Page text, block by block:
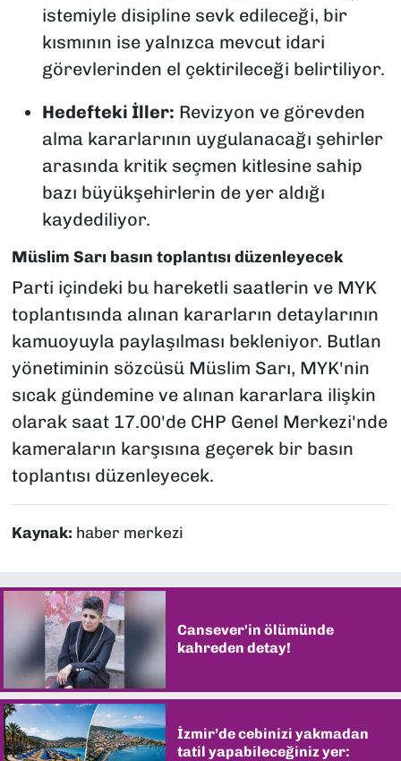
istemiyle disipline sevk edileceği, bir
kısmının ise yalnızca mevcut idari
görevlerinden el çektirileceği belirtiliyor.
Hedefteki İller: Revizyon ve görevden
alma kararlarının uygulanacağı şehirler
arasında kritik seçmen kitlesine sahip
bazı büyükşehirlerin de yer aldığı
kaydediliyor.
Müslim Sarı basın toplantısı düzenleyecek
Parti içindeki bu hareketli saatlerin ve MYK
toplantısında alınan kararların detaylarının
kamuoyuyla paylaşılması bekleniyor. Butlan
yönetiminin sözcüsü Müslim Sarı, MYK'nin
sıcak gündemine ve alınan kararlara ilişkin
olarak saat 17.00'de CHP Genel Merkezi'nde
kameraların karşısına geçerek bir basın
toplantısı düzenleyecek.
Kaynak: haber merkezi
Cansever'in ölümünde
kahreden detay!
İzmir’de cebinizi yakmadan
tatil yapabileceğiniz yer: